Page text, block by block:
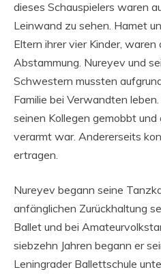
dieses Schauspielers waren
Leinwand zu sehen. Hamet
Eltern ihrer vier Kinder,
Abstammung. Nureyev und
Schwestern mussten
Familie bei Verwandten
seinen Kollegen gemobbt
verarmt war. Andererseits
ertragen.
Nureyev begann seine
anfänglichen Zurückhaltung
Ballet und bei
siebzehn Jahren begann er
Leningrader Ballettschule